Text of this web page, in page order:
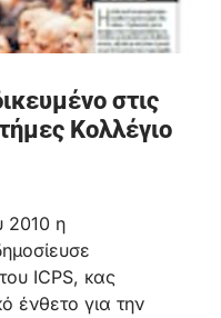
στις
Κολλέγιο
2010 η
ICPS, κας
ένθετο για την